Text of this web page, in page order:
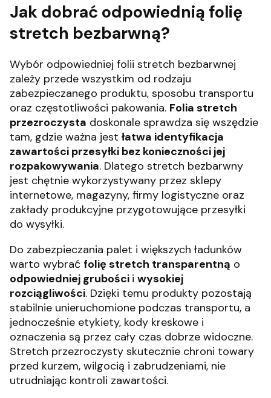
Jak dobrać odpowiednią folię
stretch bezbarwną?
Wybór odpowiedniej folii stretch bezbarwnej
zależy przede wszystkim od rodzaju
zabezpieczanego produktu, sposobu transportu
oraz częstotliwości pakowania. Folia stretch
przezroczysta doskonale sprawdza się wszędzie
tam, gdzie ważna jest łatwa identyfikacja
zawartości przesyłki bez konieczności jej
rozpakowywania. Dlatego stretch bezbarwny
jest chętnie wykorzystywany przez sklepy
internetowe, magazyny, firmy logistyczne oraz
zakłady produkcyjne przygotowujące przesyłki
do wysyłki.
Do zabezpieczania palet i większych ładunków
warto wybrać folię stretch transparentną o
odpowiedniej grubości i wysokiej
rozciągliwości. Dzięki temu produkty pozostają
stabilnie unieruchomione podczas transportu, a
jednocześnie etykiety, kody kreskowe i
oznaczenia są przez cały czas dobrze widoczne.
Stretch przezroczysty skutecznie chroni towary
przed kurzem, wilgocią i zabrudzeniami, nie
utrudniając kontroli zawartości.